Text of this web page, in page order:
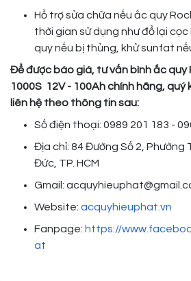
Hỗ trợ sửa chữa nếu ắc quy
thời gian sử dụng như đổ lại cọc
quy nếu bị thủng, khử sunfat
Để được báo giá, tư vấn bình ắc quy
1000S 12V - 100Ah chính hãng, quý
liên hệ theo thông tin sau:
Số điện thoại: 0989 201 183 -
Địa chỉ: 84 Đường Số 2, Phường
Đức, TP. HCM
Gmail:
Website: acquyhieuphat.vn
Fanpage: https://
at